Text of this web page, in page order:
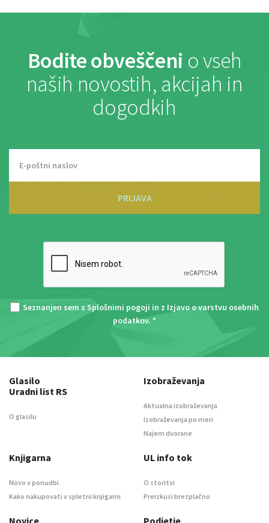
Bodite obveščeni o vseh
naših novostih, akcijah in
dogodkih
PRIJAVA
Seznanjen sem s Splošnimi pogoji in z Izjavo o varstvu osebnih
podatkov. *
Glasilo
Uradni list RS
O glasilu
Izobraževanja
Aktualna izobraževanja
Izobraževanja po meri
Najem dvorane
Knjigarna
Novo v ponudbi
Kako nakupovati v spletni knjigarni
UL info tok
O storitvi
Preizkusi brezplačno
Novice Podjetje